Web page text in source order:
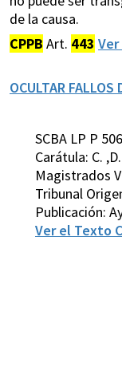
de la causa.
CPPB Art. 443
OCULTAR FALLOS
SCBA LP P
Carátula: C.
Magistrados
Tribunal
Publicación:
Ver el Texto